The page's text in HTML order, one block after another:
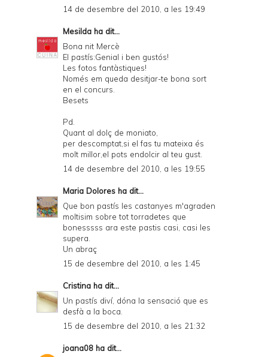
14 de desembre del 2010, a les 19:49
Mesilda ha dit...
Bona nit Mercè
El pastís:Genial i ben gustós!
Les fotos fantàstiques!
Només em queda desitjar-te bona sort
en el concurs.
Besets
Pd.
Quant al dolç de moniato,
per descomptat,si el fas tu mateixa és
molt millor,el pots endolcir al teu gust.
14 de desembre del 2010, a les 19:55
Maria Dolores ha dit...
Que bon pastís les castanyes m'agraden
moltisim sobre tot torradetes que
bonesssss ara este pastis casi, casi les
supera.
Un abraç
15 de desembre del 2010, a les 1:45
Cristina ha dit...
Un pastís diví, dóna la sensació que es
desfà a la boca.
15 de desembre del 2010, a les 21:32
joana08 ha dit...